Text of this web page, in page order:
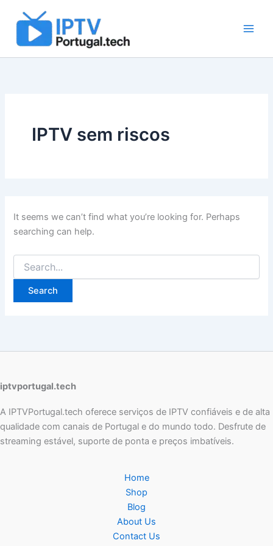
content
IPTV sem riscos
It seems we can’t find what you’re looking for. Perhaps
searching can help.
for:
iptvportugal.tech
A IPTVPortugal.tech oferece serviços de IPTV confiáveis e de alta
qualidade com canais de Portugal e do mundo todo. Desfrute de
streaming estável, suporte de ponta e preços imbatíveis.
Home
Shop
Blog
About Us
Contact Us